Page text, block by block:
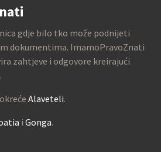
gdje bilo tko može podnijeti
dokumentima. ImamoPravoZnati
zahtjeve i odgovore kreirajući
Alaveteli.
i Gonga.